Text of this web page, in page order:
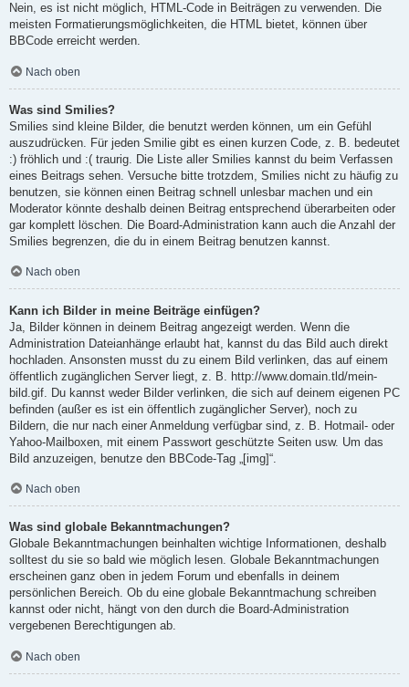
Nein, es ist nicht möglich, HTML-Code in Beiträgen zu verwenden. Die
meisten Formatierungsmöglichkeiten, die HTML bietet, können über
BBCode erreicht werden.
Nach oben
Was sind Smilies?
Smilies sind kleine Bilder, die benutzt werden können, um ein Gefühl
auszudrücken. Für jeden Smilie gibt es einen kurzen Code, z. B. bedeutet
:) fröhlich und :( traurig. Die Liste aller Smilies kannst du beim Verfassen
eines Beitrags sehen. Versuche bitte trotzdem, Smilies nicht zu häufig zu
benutzen, sie können einen Beitrag schnell unlesbar machen und ein
Moderator könnte deshalb deinen Beitrag entsprechend überarbeiten oder
gar komplett löschen. Die Board-Administration kann auch die Anzahl der
Smilies begrenzen, die du in einem Beitrag benutzen kannst.
Nach oben
Kann ich Bilder in meine Beiträge einfügen?
Ja, Bilder können in deinem Beitrag angezeigt werden. Wenn die
Administration Dateianhänge erlaubt hat, kannst du das Bild auch direkt
hochladen. Ansonsten musst du zu einem Bild verlinken, das auf einem
öffentlich zugänglichen Server liegt, z. B. http://www.domain.tld/mein-
bild.gif. Du kannst weder Bilder verlinken, die sich auf deinem eigenen PC
befinden (außer es ist ein öffentlich zugänglicher Server), noch zu
Bildern, die nur nach einer Anmeldung verfügbar sind, z. B. Hotmail- oder
Yahoo-Mailboxen, mit einem Passwort geschützte Seiten usw. Um das
Bild anzuzeigen, benutze den BBCode-Tag „[img]“.
Nach oben
Was sind globale Bekanntmachungen?
Globale Bekanntmachungen beinhalten wichtige Informationen, deshalb
solltest du sie so bald wie möglich lesen. Globale Bekanntmachungen
erscheinen ganz oben in jedem Forum und ebenfalls in deinem
persönlichen Bereich. Ob du eine globale Bekanntmachung schreiben
kannst oder nicht, hängt von den durch die Board-Administration
vergebenen Berechtigungen ab.
Nach oben